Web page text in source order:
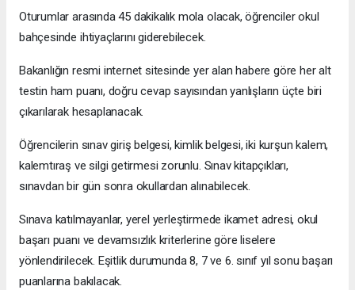
Oturumlar arasında 45 dakikalık mola olacak, öğrenciler okul
bahçesinde ihtiyaçlarını giderebilecek.
Bakanlığın resmi internet sitesinde yer alan habere göre her alt
testin ham puanı, doğru cevap sayısından yanlışların üçte biri
çıkarılarak hesaplanacak.
Öğrencilerin sınav giriş belgesi, kimlik belgesi, iki kurşun kalem,
kalemtıraş ve silgi getirmesi zorunlu. Sınav kitapçıkları,
sınavdan bir gün sonra okullardan alınabilecek.
Sınava katılmayanlar, yerel yerleştirmede ikamet adresi, okul
başarı puanı ve devamsızlık kriterlerine göre liselere
yönlendirilecek. Eşitlik durumunda 8, 7 ve 6. sınıf yıl sonu başarı
puanlarına bakılacak.